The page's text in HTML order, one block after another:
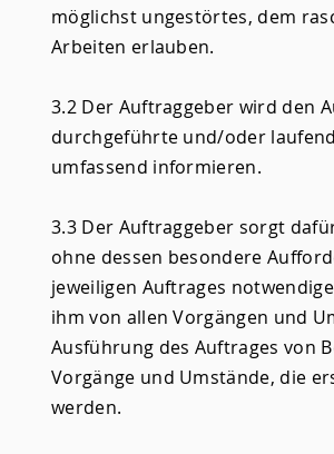
möglichst ungestörtes, dem
Arbeiten erlauben.
3.2 Der Auftraggeber wird den
durchgeführte und/oder
umfassend informieren.
3.3 Der Auftraggeber sorgt
ohne dessen besondere
jeweiligen Auftrages
ihm von allen Vorgängen und
Ausführung des Auftrages von
Vorgänge und Umstände, die
werden.